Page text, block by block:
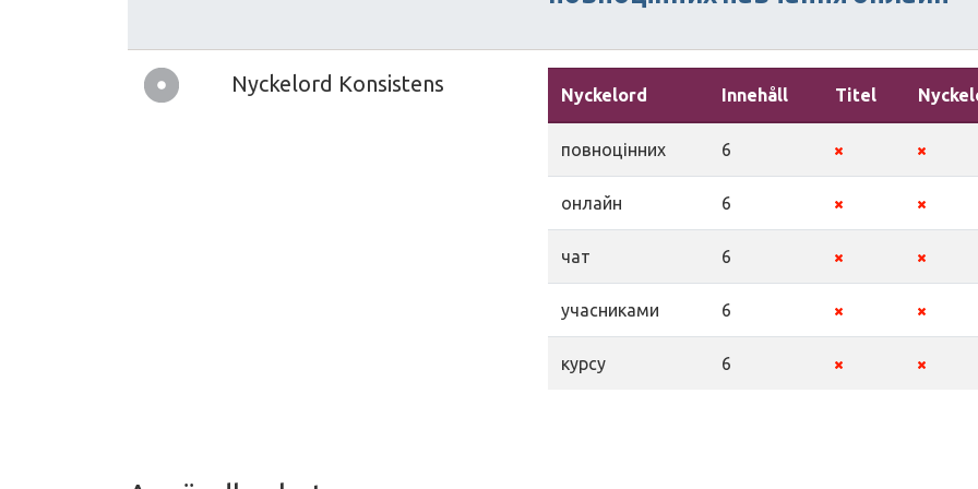
Nyckelord Konsistens Nyckelord Innehåll Titel
повноцінних 6
онлайн 6
чат 6
учасниками 6
курсу 6